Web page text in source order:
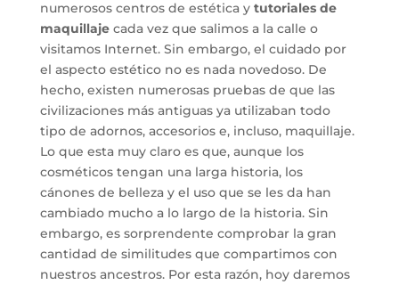
numerosos centros de estética y tutoriales de
maquillaje cada vez que salimos a la calle o
visitamos Internet. Sin embargo, el cuidado por
el aspecto estético no es nada novedoso. De
hecho, existen numerosas pruebas de que las
civilizaciones más antiguas ya utilizaban todo
tipo de adornos, accesorios e, incluso, maquillaje.
Lo que esta muy claro es que, aunque los
cosméticos tengan una larga historia, los
cánones de belleza y el uso que se les da han
cambiado mucho a lo largo de la historia. Sin
embargo, es sorprendente comprobar la gran
cantidad de similitudes que compartimos con
nuestros ancestros. Por esta razón, hoy daremos